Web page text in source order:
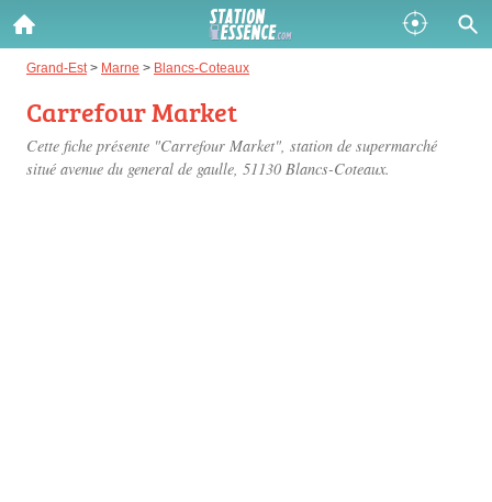
Grand-Est > Marne > Blancs-Coteaux
Carrefour Market
Cette fiche présente "Carrefour Market", station de supermarché
situé avenue du general de gaulle, 51130 Blancs-Coteaux.
Gazole :
Disponible
SP 98 :